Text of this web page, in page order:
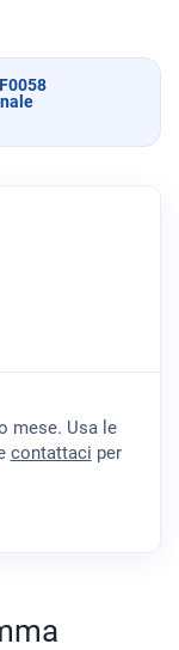
mese. Usa le
contattaci per